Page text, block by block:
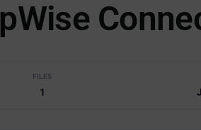
FILES
1